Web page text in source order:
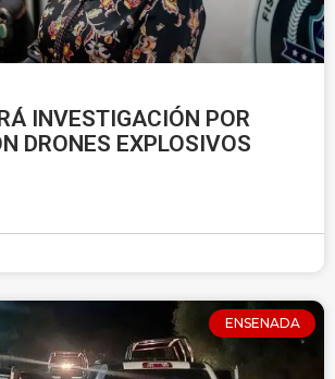
INVESTIGACIÓN POR
DRONES EXPLOSIVOS
ENSENADA